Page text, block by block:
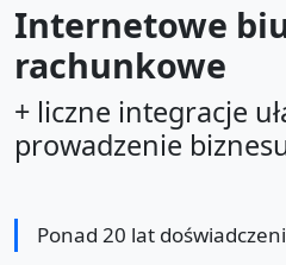
Internetowe
rachunkowe
+ liczne integracje
prowadzenie
Ponad 20 lat